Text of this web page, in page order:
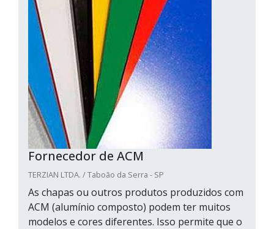
Fornecedor de ACM
TERZIAN LTDA. / Taboão da Serra - SP
As chapas ou outros produtos produzidos com
ACM (alumínio composto) podem ter muitos
modelos e cores diferentes. Isso permite que o